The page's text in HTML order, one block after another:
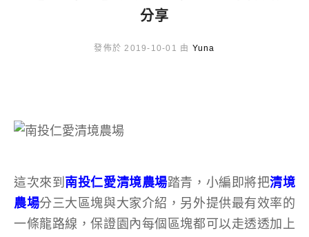
分享
發佈於 2019-10-01 由 Yuna
這次來到 南投仁愛清境農場踏青，小編即將把清境
農場分三大區塊與大家介紹，另外提供最有效率的
一條龍路線，保證園內每個區塊都可以走透透加上